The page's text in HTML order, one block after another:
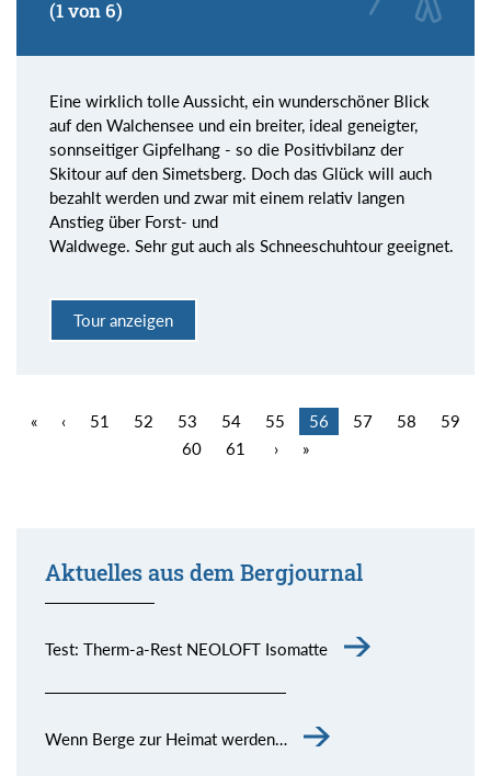
(1 von 6)
Eine wirklich tolle Aussicht, ein wunderschöner Blick
auf den Walchensee und ein breiter, ideal geneigter,
sonnseitiger Gipfelhang - so die Positivbilanz der
Skitour auf den Simetsberg. Doch das Glück will auch
bezahlt werden und zwar mit einem relativ langen
Anstieg über Forst- und
Waldwege. Sehr gut auch als Schneeschuhtour geeignet.
Tour anzeigen
« ‹ 51 52 53 54 55 56 57 58
59
60
61 › »
Aktuelles aus dem Bergjournal
Test: Therm-a-Rest NEOLOFT Isomatte
Wenn Berge zur Heimat werden…